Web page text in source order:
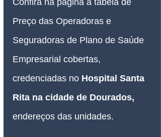
Confira na página à tabela de
Preço das Operadoras e
Seguradoras de Plano de Saúde
Empresarial cobertas,
credenciadas no Hospital Santa
Rita na cidade de Dourados,
endereços das unidades.